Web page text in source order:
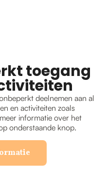
toegang
deelnemen aan al
en activiteiten zoals
informatie over het
onderstaande knop.